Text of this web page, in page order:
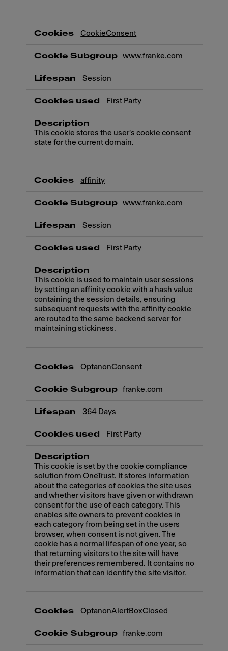
CookieConsent
www.franke.com
Session
First Party
This cookie stores the user's cookie consent
state for the current domain.
affinity
www.franke.com
Session
First Party
This cookie is used to maintain user sessions
by setting an affinity cookie with a hash value
containing the session details, ensuring
subsequent requests with the affinity cookie
are routed to the same backend server for
maintaining stickiness.
OptanonConsent
franke.com
364 Days
First Party
This cookie is set by the cookie compliance
solution from OneTrust. It stores information
about the categories of cookies the site uses
and whether visitors have given or withdrawn
consent for the use of each category. This
enables site owners to prevent cookies in
each category from being set in the users
browser, when consent is not given. The
cookie has a normal lifespan of one year, so
that returning visitors to the site will have
their preferences remembered. It contains no
information that can identify the site visitor.
OptanonAlertBoxClosed
franke.com